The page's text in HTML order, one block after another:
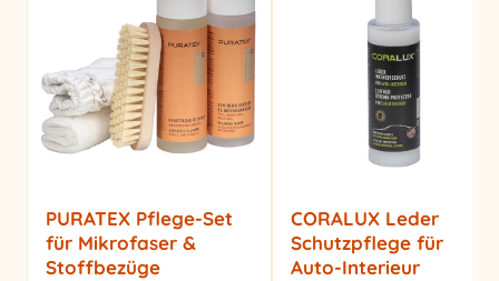
PURATEX Pflege-Set
für Mikrofaser &
Stoffbezüge
CORALUX Leder
Schutzpflege für
Auto-Interieur